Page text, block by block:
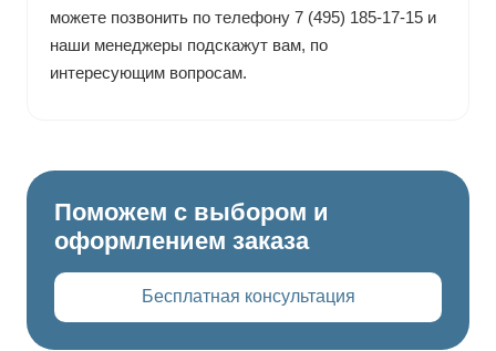
можете позвонить по телефону 7 (495) 185-17-15 и
наши менеджеры подскажут вам, по
интересующим вопросам.
Поможем с выбором и
оформлением заказа
Бесплатная консультация